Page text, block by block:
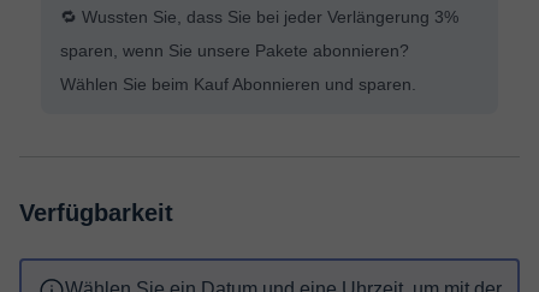
🔁 Wussten Sie, dass Sie bei jeder Verlängerung 3%
sparen, wenn Sie unsere Pakete abonnieren?
Wählen Sie beim Kauf Abonnieren und sparen.
Verfügbarkeit